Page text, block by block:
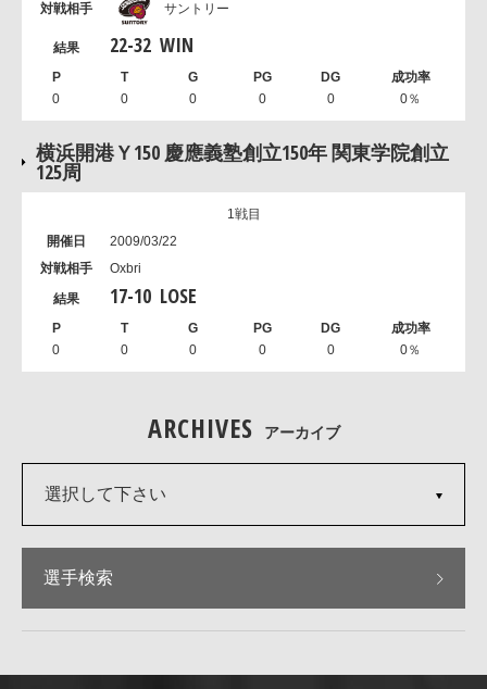
サントリー
22-32 WIN
0 0 0 0 0 0％
横浜開港Ｙ150 慶應義塾創立150年 関東学院創立
125周
1戦目
2009/03/22
Oxbri
17-10 LOSE
0 0 0 0 0 0％
ARCHIVES アーカイブ
選択して下さい
選手検索